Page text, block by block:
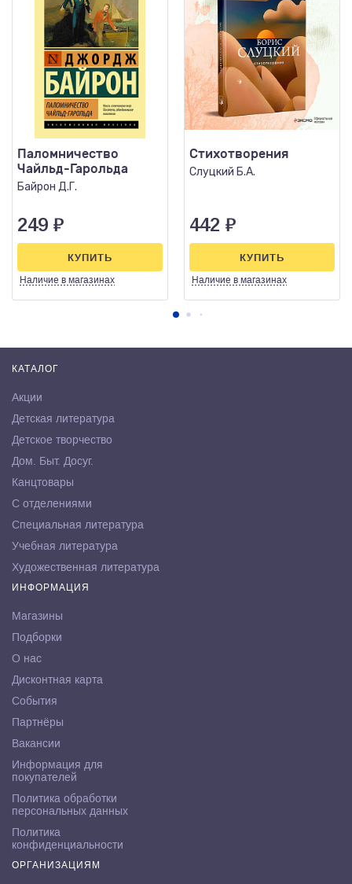
Паломничество
Чайльд-Гарольда
Байрон Д.Г.
249 ₽
Наличие в магазинах
КУПИТЬ
Стихотворения
Слуцкий Б.А.
442 ₽
Наличие в магазинах
КУПИТЬ
КАТАЛОГ
Акции
Детская литература
Детское творчество
Дом. Быт. Досуг.
Канцтовары
С отделениями
Специальная литература
Учебная литература
Художественная литература
ИНФОРМАЦИЯ
Магазины
Подборки
О нас
Дисконтная карта
События
Партнёры
Вакансии
Информация для
покупателей
Политика обработки
персональных данных
Политика
конфиденциальности
ОРГАНИЗАЦИЯМ